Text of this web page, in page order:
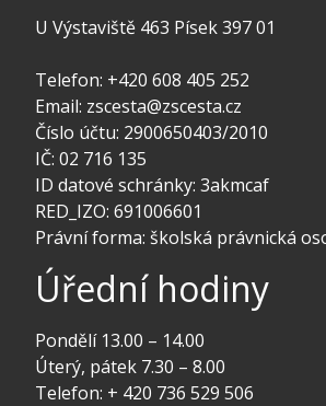
U Výstaviště 463 Písek 397 01
Telefon: +420 608 405 252
Email: zscesta@zscesta.cz
Číslo účtu: 2900650403/2010
IČ: 02 716 135
ID datové schránky: 3akmcaf
RED_IZO: 691006601
Právní forma: školská právnická
Úřední hodiny
Pondělí 13.00 – 14.00
Úterý, pátek 7.30 – 8.00
Telefon: + 420 736 529 506